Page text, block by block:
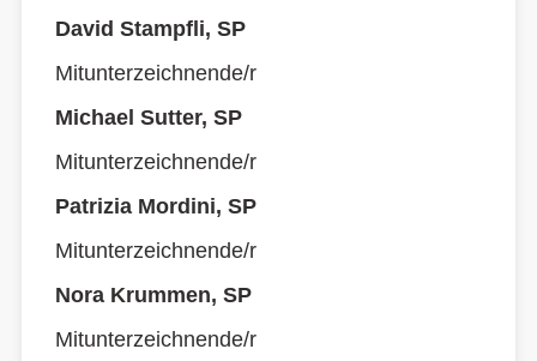
David Stampfli, SP
Mitunterzeichnende/r
Michael Sutter, SP
Mitunterzeichnende/r
Patrizia Mordini, SP
Mitunterzeichnende/r
Nora Krummen, SP
Mitunterzeichnende/r